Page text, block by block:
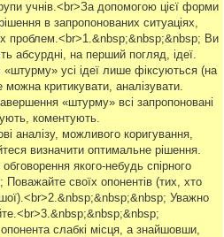
учнів.<br>За допомогою цієї форми
в запропонованих ситуаціях,
проблем.<br>1.&nbsp;&nbsp;&nbsp; Ви
абсурдні, на перший погляд, ідеї.
усі ідеї лише фіксуються (на
критикувати, аналізувати.
«штурму» всі запропоновані
коментують.
аналізу, можливого коригування,
визначити оптимальне рішення.
якого-небудь спірного
своїх опонентів (тих, хто
Уважно
слабкі місця, а знайшовши,